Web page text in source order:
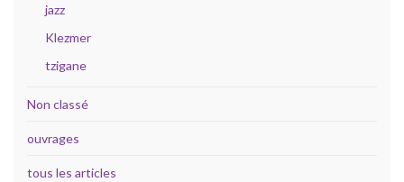
jazz
Klezmer
tzigane
Non classé
ouvrages
tous les articles